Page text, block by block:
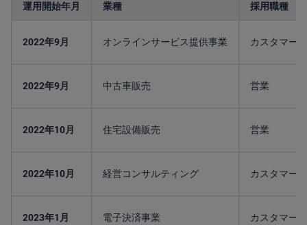
運用開始年月 業種 採用職種
2022年9月 オンラインサービス提供事業 カスタマー
2022年9月 中古車販売 営業
2022年10月 住宅設備販売 営業
2022年10月 経営コンサルティング カスタマー
2023年1月 電子決済事業 カスタマー